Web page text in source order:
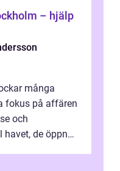
– hjälp
många
fokus på affären
och
havet, de öppna